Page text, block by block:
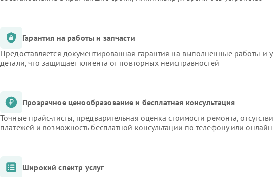
Гарантия на работы и запчасти
Предоставляется документированная гарантия на выполненные работы и
детали, что защищает клиента от повторных неисправностей
Прозрачное ценообразование и бесплатная консультация
Точные прайс-листы, предварительная оценка стоимости ремонта,
платежей и возможность бесплатной консультации по телефону или
Широкий спектр услуг